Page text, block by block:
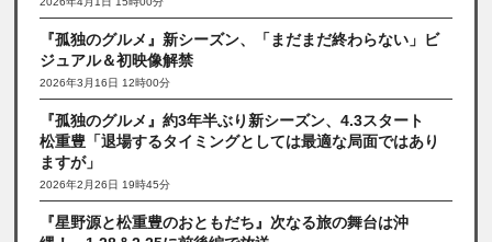
『孤独のグルメ』新シーズン、「まだまだ終わらない」ビ
ジュアル＆初映像解禁
2026年3月16日 12時00分
『孤独のグルメ』約3年半ぶり新シーズン、4.3スタート
松重豊「退場するタイミングとしては最適な局面ではあり
ますが」
2026年2月26日 19時45分
『星野源と松重豊のおともだち』次なる旅の舞台は沖